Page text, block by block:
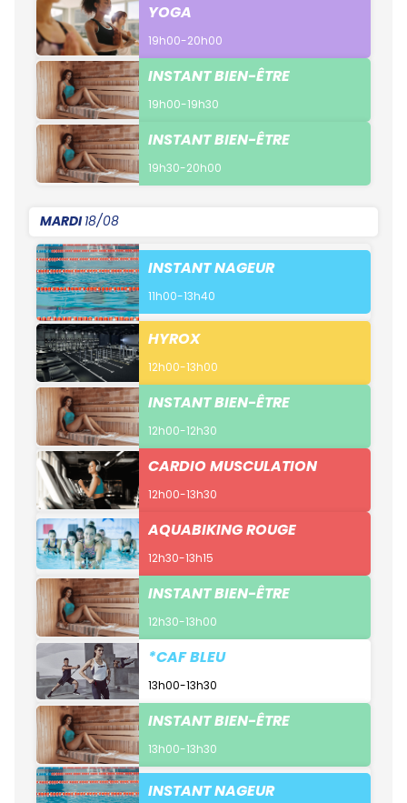
YOGA
19h00-20h00
INSTANT BIEN-ÊTRE
19h00-19h30
INSTANT BIEN-ÊTRE
19h30-20h00
MARDI18/08
INSTANT NAGEUR
11h00-13h40
HYROX
12h00-13h00
INSTANT BIEN-ÊTRE
12h00-12h30
CARDIO MUSCULATION
12h00-13h30
AQUABIKING ROUGE
12h30-13h15
INSTANT BIEN-ÊTRE
12h30-13h00
*CAF BLEU
13h00-13h30
INSTANT BIEN-ÊTRE
13h00-13h30
INSTANT NAGEUR